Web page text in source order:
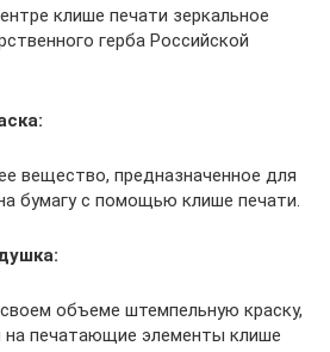
клише печати зеркальное
герба Российской
вещество, предназначенное для
бумагу с помощью клише печати.
объеме штемпельную краску,
на печатающие элементы клише